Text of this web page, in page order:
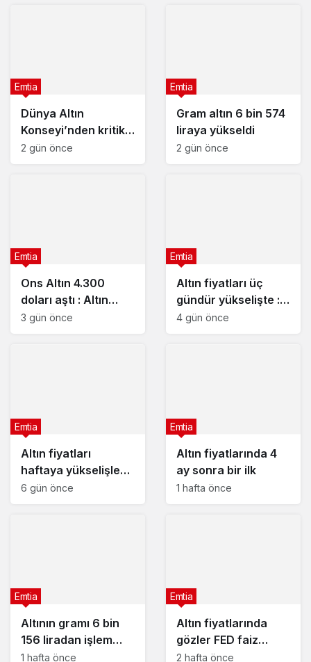
Dünya Altın
Konseyi’nden kritik
rapor
Emtia
2 gün önce
Gram altın 6 bin 574
liraya yükseldi
Emtia
2 gün önce
Ons Altın 4.300
doları aştı : Altın
fiyatları neden
Emtia
3 gün önce
Altın fiyatları üç
gündür yükselişte : 5
Ağustos 2026
Emtia
4 gün önce
Altın fiyatları
haftaya yükselişle
başladı – 3 Ağustos
Emtia
6 gün önce
Altın fiyatlarında 4
ay sonra bir ilk
Emtia
1 hafta önce
Altının gramı 6 bin
156 liradan işlem
görüyor
Emtia
1 hafta önce
Altın fiyatlarında
gözler FED faiz
kararında : 29
Emtia
2 hafta önce